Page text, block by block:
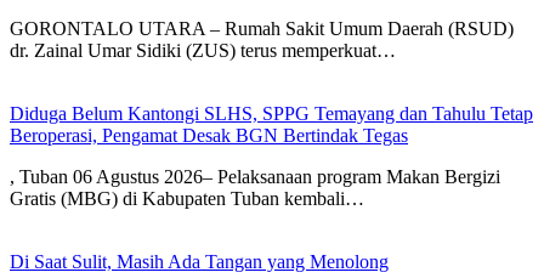
GORONTALO UTARA – Rumah Sakit Umum Daerah (RSUD)
dr. Zainal Umar Sidiki (ZUS) terus memperkuat…
Diduga Belum Kantongi SLHS, SPPG Temayang dan Tahulu Tetap
Beroperasi, Pengamat Desak BGN Bertindak Tegas
, Tuban 06 Agustus 2026– Pelaksanaan program Makan Bergizi
Gratis (MBG) di Kabupaten Tuban kembali…
Di Saat Sulit, Masih Ada Tangan yang Menolong